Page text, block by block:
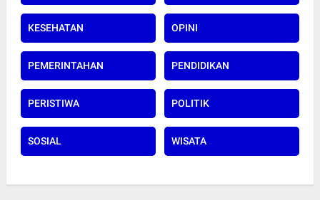
KESEHATAN OPINI
PEMERINTAHAN PENDIDIKAN
PERISTIWA POLITIK
SOSIAL WISATA